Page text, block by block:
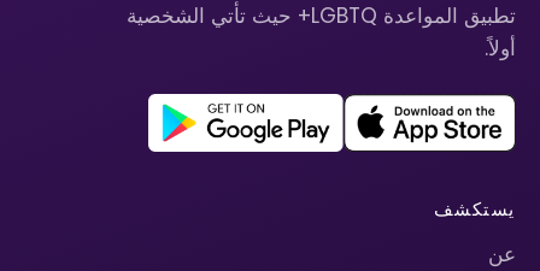
تطبيق المواعدة LGBTQ+ حيث تأتي الشخصية
أولاً.
يستكشف
عن